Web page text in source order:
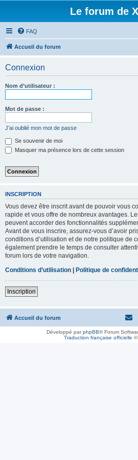
Le forum de
FAQ
Accueil du forum
Connexion
Nom d’utilisateur :
Mot de passe :
J’ai oublié mon mot de passe
Se souvenir de moi
Masquer ma présence lors de cette session
INSCRIPTION
Vous devez être inscrit avant de pouvoir vous
rapide et vous offre de nombreux avantages.
peuvent accorder des fonctionnalités
Avant de vous inscrire, assurez-vous d’avoir
conditions d’utilisation et de notre politique de
également prendre le temps de consulter
forum lors de votre navigation.
Conditions d’utilisation | Politique de
Inscription
Accueil du forum
Développé parphpBB® Forum
Traduction française officielle ©